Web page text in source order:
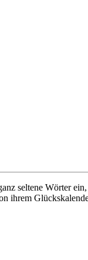
seltene Wörter
ihrem